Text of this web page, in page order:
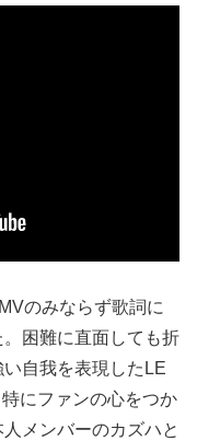
のみならず歌詞に
困難に直面しても折
自我を表現したLE
にファンの心をつか
メンバーのカズハと